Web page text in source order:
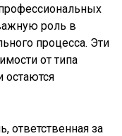
роль в
процесса. Эти
от типа
остаются
ответственная за